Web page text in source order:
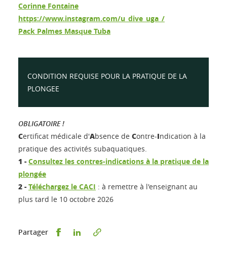
Corinne Fontaine
https://www.instagram.com/u_dive_uga_/
Pack Palmes Masque Tuba
CONDITION REQUISE POUR LA PRATIQUE DE LA
PLONGEE
OBLIGATOIRE !
Certificat médicale d'Absence de Contre-Indication à la
pratique des activités subaquatiques.
1 -Consultez les contres-indications à la pratique de la
plongée
2 - Téléchargez le CACI : à remettre à l'enseignant au
plus tard le 10 octobre 2026
Partager Partager sur Facebook
Partager sur LinkedIn